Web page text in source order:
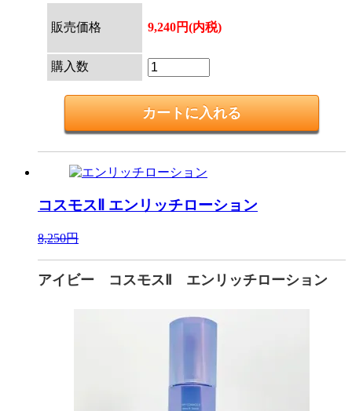
販売価格 9,240円(内税)
購入数
コスモスⅡ エンリッチローション
8,250円
アイビー コスモスⅡ エンリッチローション